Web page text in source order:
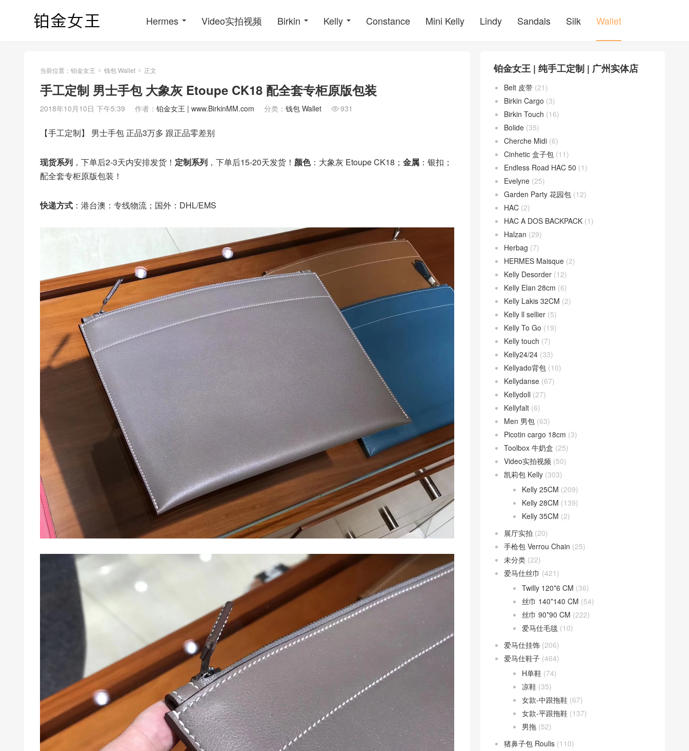
Hermes Video实拍视频 Birkin Kelly Constance Mini Kelly Lindy Sandals Silk Wallet
当前位置： 铂金女王 > 钱包 Wallet > 正文
手工定制 男士手包 大象灰 Etoupe CK18 配全套专柜原版包装
2018年10月10日 下午5:39 作者： 铂金女王 | www.BirkinMM.com 分类： 钱包 Wallet  931
【手工定制】 男士手包 正品3万多 跟正品零差别
现货系列 ，下单后2-3天内安排发货！ 定制系列 ，下单后15-20天发货！ 颜色：大象灰 Etoupe CK18； 金属 ：银扣；
配全套专柜原版包装！
快递方式 ：港台澳：专线物流；国外：DHL/EMS
铂金女王 | 纯手工定制 | 广州实体店
Belt 皮带 (21)
Birkin Cargo (3)
Birkin Touch (16)
Bolide (35)
Cherche Midi (6)
Cinhetic 盒子包 (11)
Endless Road HAC 50 (1)
Evelyne (25)
Garden Party 花园包 (12)
HAC (2)
HAC A DOS BACKPACK (1)
Halzan (29)
Herbag (7)
HERMES Maisque (2)
Kelly Desorder (12)
Kelly Elan 28cm (6)
Kelly Lakis 32CM (2)
Kelly ll sellier (5)
Kelly To Go (19)
Kelly touch (7)
Kelly24/24 (33)
Kellyado背包 (10)
Kellydanse (67)
Kellydoll (27)
Kellyfalt (6)
Men 男包 (63)
Picotin cargo 18cm (3)
Toolbox 牛奶盒 (25)
Video实拍视频 (50)
凯莉包 Kelly (303)
Kelly 25CM (209)
Kelly 28CM (139)
Kelly 35CM (2)
展厅实拍 (20)
手枪包 Verrou Chain (25)
未分类 (22)
爱马仕丝巾 (421)
Twilly 120*6 CM (36)
丝巾 140*140 CM (54)
丝巾 90*90 CM (222)
爱马仕毛毯 (10)
爱马仕挂饰 (206)
爱马仕鞋子 (464)
H单鞋 (74)
凉鞋 (35)
女款-中跟拖鞋 (67)
女款-平跟拖鞋 (137)
男拖 (52)
猪鼻子包 Roulis (110)